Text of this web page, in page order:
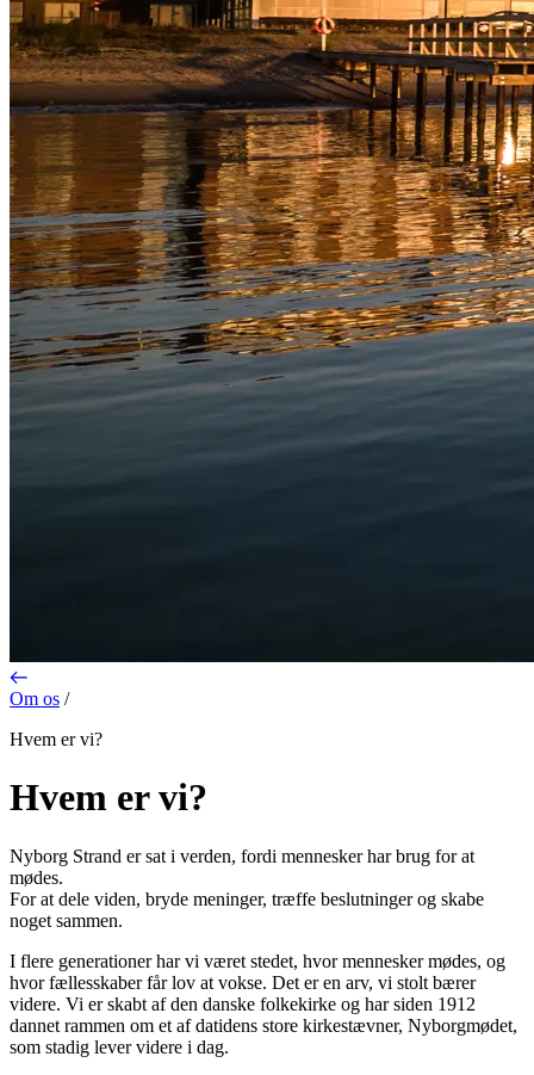
Om os /
Hvem er vi?
Hvem er vi?
Nyborg Strand er sat i verden, fordi mennesker har brug for at
mødes.
For at dele viden, bryde meninger, træffe beslutninger og skabe
noget sammen.
I flere generationer har vi været stedet, hvor mennesker mødes, og
hvor fællesskaber får lov at vokse. Det er en arv, vi stolt bærer
videre. Vi er skabt af den danske folkekirke og har siden 1912
dannet rammen om et af datidens store kirkestævner, Nyborgmødet,
som stadig lever videre i dag.